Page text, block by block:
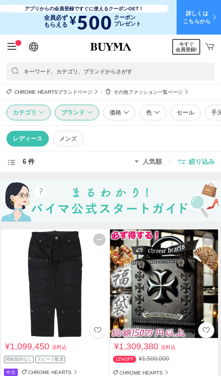
アプリからの会員登録ですぐに使えるクーポンGET！
全員必ず
もらえる ¥500 クーポン
プレゼント
詳しくは
こちらから
日本語
English
简体中文
繁體中文
今すぐ
会員登録!
CHROME HEARTSブランドページ その他ファッション一覧ページ
カテゴリ ブランド 価格 色 セール 手
レディース メンズ
6 件 人気順 絞り込み
¥1,099,450送料込
関税負担なし スピード配送
中古 CHROME HEARTS
¥1,309,380送料込
12%OFF ¥1,500,000
CHROME HEARTS